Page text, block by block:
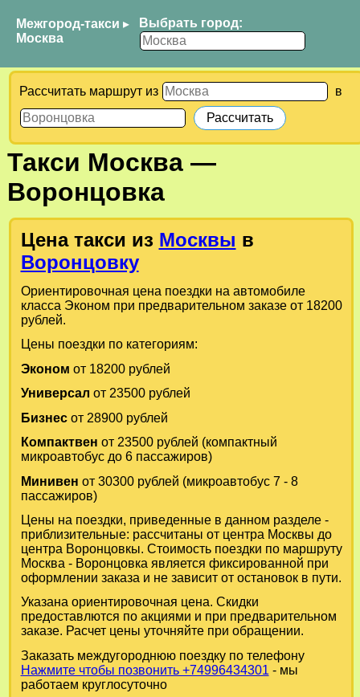
Межгород-такси ▸
Москва
Выбрать город:
Рассчитать маршрут из в
Такси Москва—
Воронцовка
Цена такси из Москвы в
Воронцовку
Ориентировочная цена поездки на автомобиле
класса Эконом при предварительном заказе от 18200
рублей.
Цены поездки по категориям:
Эконом от 18200 рублей
Универсал от 23500 рублей
Бизнесот 28900 рублей
Компактвен от 23500 рублей (компактный
микроавтобус до 6 пассажиров)
Минивен от 30300 рублей (микроавтобус 7 - 8
пассажиров)
Цены на поездки, приведенные в данном разделе -
приблизительные: рассчитаны от центра Москвы до
центра Воронцовкы. Стоимость поездки по маршруту
Москва - Воронцовка является фиксированной при
оформлении заказа и не зависит от остановок в пути.
Указана ориентировочная цена. Скидки
предоставлются по акциями и при предварительном
заказе. Расчет цены уточняйте при обращении.
Заказать междугороднюю поездку по телефону
Нажмите чтобы позвонить +74996434301 - мы
работаем круглосуточно